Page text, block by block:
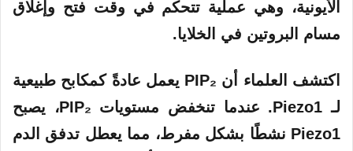
الأيونية، وهي عملية تتحكم في وقت فتح وإغلاق
مسام البروتين في الخلايا.
اكتشف العلماء أن PIP₂ يعمل عادةً كمكابح طبيعية
لـ Piezo1. عندما تنخفض مستويات PIP₂، يصبح
Piezo1 نشطًا بشكل مفرط، مما يعطل تدفق الدم